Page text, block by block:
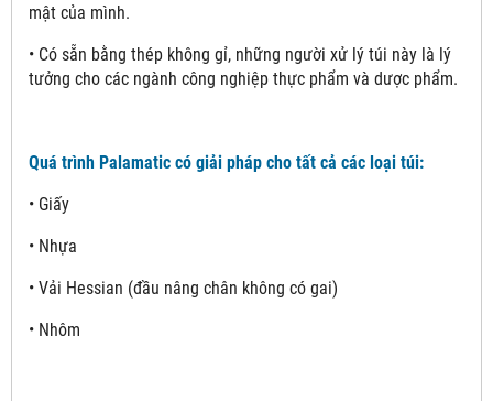
mật của mình.
• Có sẵn bằng thép không gỉ, những người xử lý túi này là lý
tưởng cho các ngành công nghiệp thực phẩm và dược phẩm.
Quá trình Palamatic có giải pháp cho tất cả các loại túi:
• Giấy
• Nhựa
• Vải Hessian (đầu nâng chân không có gai)
• Nhôm